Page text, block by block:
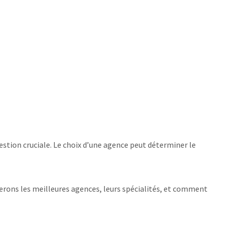
cruciale. Le choix d’une agence peut déterminer le
les meilleures agences, leurs spécialités, et comment